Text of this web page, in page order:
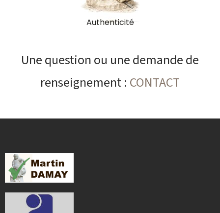
Authenticité
Une question ou une demande de
renseignement : CONTACT